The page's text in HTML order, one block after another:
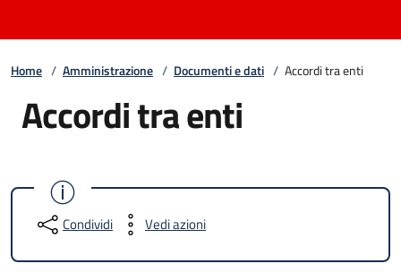
Home / Amministrazione / Documenti e dati / Accordi tra enti
Accordi tra enti
Condividi Vedi azioni